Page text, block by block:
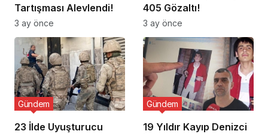
Tartışması Alevlendi!
3 ay önce
405 Gözaltı!
3 ay önce
23 İlde Uyuşturucu
Gündem
19 Yıldır Kayıp Denizci
Gündem